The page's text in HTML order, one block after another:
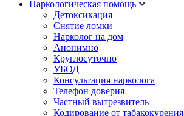
Наркологическая помощь
Детоксикация
Снятие ломки
Нарколог на дом
Анонимно
Круглосуточно
УБОД
Консультация нарколога
Телефон доверия
Частный вытрезвитель
Кодирование от табакокурения